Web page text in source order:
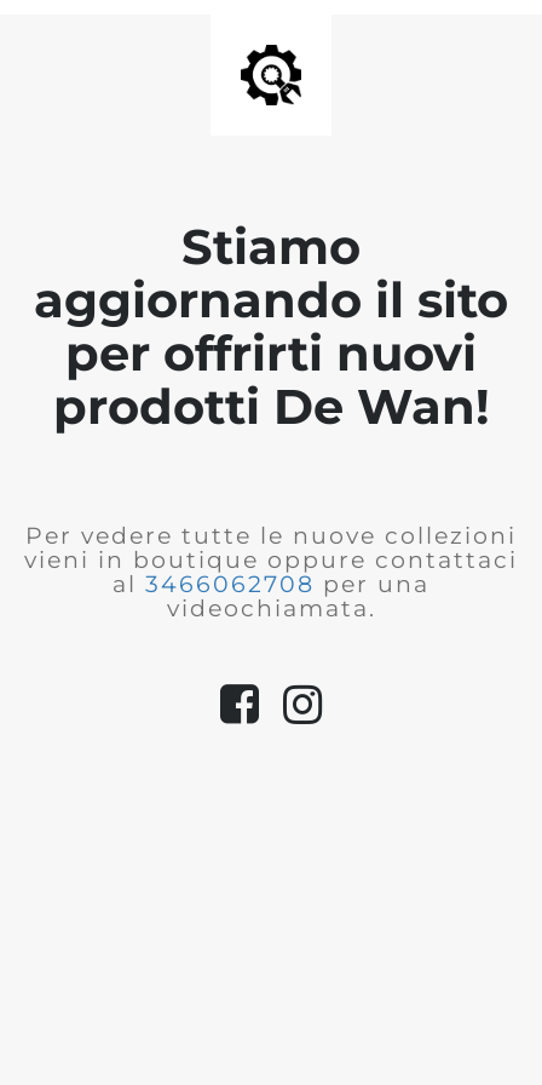
Stiamo
aggiornando il sito
per offrirti nuovi
prodotti De Wan!
Per vedere tutte le nuove collezioni
vieni in boutique oppure contattaci
al 3466062708 per una
videochiamata.